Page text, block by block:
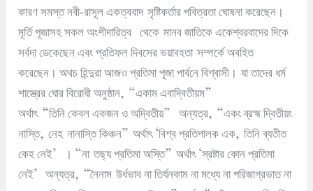
কারণ সমস্ত নবী-রাসূল একত্ববাদ সৃষ্টিকর্তার পবিত্রতা ঘোষনা করেছেন ।
মূর্তি পূজাসহ সকল অংশীদারিত্ব
থেকে মানব জাতিকে একেশ্বরবাদের দিকে
সর্বদা ডেকেছেন এবং প্রতিফল দিবসের ভয়াবহতা সম্পর্কে অবহিত
করেছেন ।অথচ হিন্দুরা আজও প্রতিমা পূজা পার্বনে বিশ্বাসী । যা তাদের ধর্ম
শাস্ত্রের ঘোর বিরোধী অনুষ্ঠান, “একাম এবাদ্বিতীয়ম”
অর্থাৎ“তিনি কেবল একজন ও অদ্বিতীয়”অন্যত্র, “একং ব্রহ্ম দ্বিতীয়ং
নাস্তি,নেহ নানাস্তি কিঞ্চন”অর্থাৎ ‘বিশ্ব প্রতিপালক এক,তিনি ব্যতীত
কেহ নেই’ । “না তছ্য প্রতিমা অস্তি”অর্থাৎ ‘স্রষ্টার কোন প্রতিমা
নেই’অন্যত্র, “নৈনাম উর্ধভাব না তির্যনকাম না মধ্যে না পরিজাগ্রভাত না